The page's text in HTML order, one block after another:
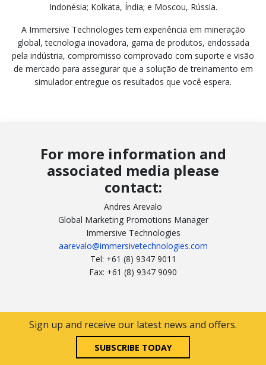
Indonésia; Kolkata, Índia; e Moscou, Rússia.
A Immersive Technologies tem experiência em mineração
global, tecnologia inovadora, gama de produtos, endossada
pela indústria, compromisso comprovado com suporte e visão
de mercado para assegurar que a solução de treinamento em
simulador entregue os resultados que você espera.
For more information and
associated media please
contact:
Andres Arevalo
Global Marketing Promotions Manager
Immersive Technologies
aarevalo@immersivetechnologies.com
Tel: +61 (8) 9347 9011
Fax: +61 (8) 9347 9090
Sign up and receive our latest news and offers.
SUBSCRIBE TODAY